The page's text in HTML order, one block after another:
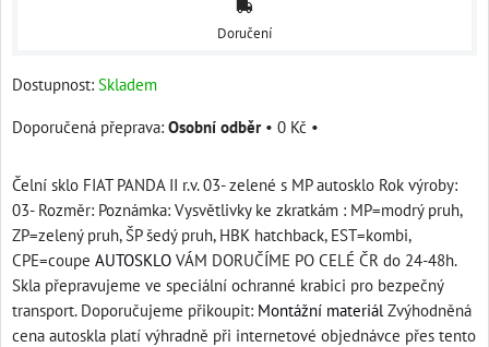
Doručení
Dostupnost: Skladem
Osobní odběr • 0 Kč •
Čelní sklo FIAT PANDA II r.v. 03- zelené s MP autosklo Rok výroby:
03- Rozměr: Poznámka: Vysvětlivky ke zkratkám : MP=modrý pruh,
ZP=zelený pruh, ŠP šedý pruh, HBK hatchback, EST=kombi,
CPE=coupe AUTOSKLO VÁM DORUČÍME PO CELÉ ČR do 24-48h.
Skla přepravujeme ve speciální ochranné krabici pro bezpečný
transport. Doporučujeme přikoupit: Montážní materiál Zvýhodněná
cena autoskla platí výhradně při internetové objednávce přes tento